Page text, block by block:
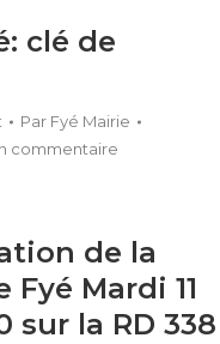
clé de
Par Fyé Mairie
commentaire
de la
Mardi 11
sur la RD 338